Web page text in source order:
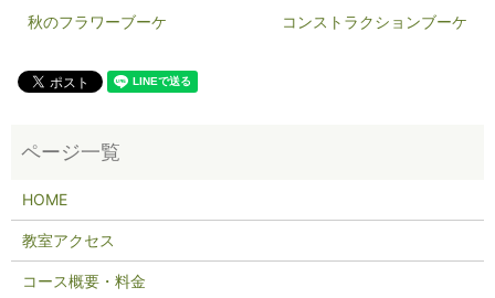
秋のフラワーブーケ コンストラクションブーケ
HOME
教室アクセス
コース概要・料金